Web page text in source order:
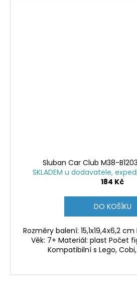
Sluban Car Club M38-
SKLADEM u dodavatele,
184 Kč
DO KOŠÍKU
Rozměry balení: 15,1x19,4x6,2
Věk: 7+ Materiál: plast Počet
Kompatibilní s Lego,